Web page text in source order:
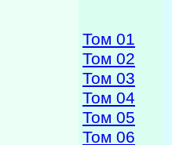
Том 01
Том 02
Том 03
Том 04
Том 05
Том 06